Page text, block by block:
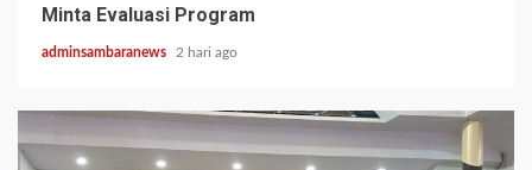
Minta Evaluasi Program
adminsambaranews 2 hari ago